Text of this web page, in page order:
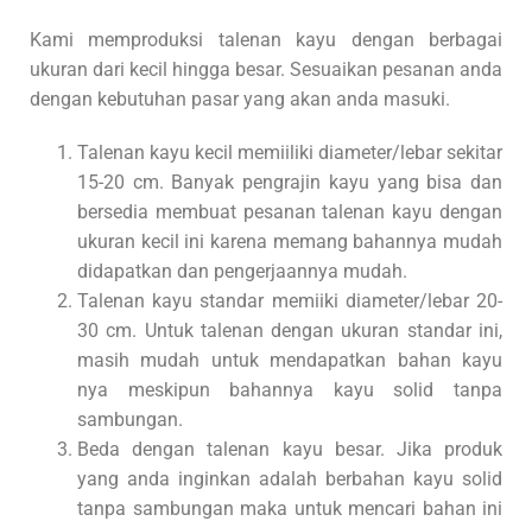
Kami memproduksi talenan kayu dengan berbagai
ukuran dari kecil hingga besar. Sesuaikan pesanan anda
dengan kebutuhan pasar yang akan anda masuki.
Talenan kayu kecil memiiliki diameter/lebar sekitar
15-20 cm. Banyak pengrajin kayu yang bisa dan
bersedia membuat pesanan talenan kayu dengan
ukuran kecil ini karena memang bahannya mudah
didapatkan dan pengerjaannya mudah.
Talenan kayu standar memiiki diameter/lebar 20-
30 cm. Untuk talenan dengan ukuran standar ini,
masih mudah untuk mendapatkan bahan kayu
nya meskipun bahannya kayu solid tanpa
sambungan.
Beda dengan talenan kayu besar. Jika produk
yang anda inginkan adalah berbahan kayu solid
tanpa sambungan maka untuk mencari bahan ini